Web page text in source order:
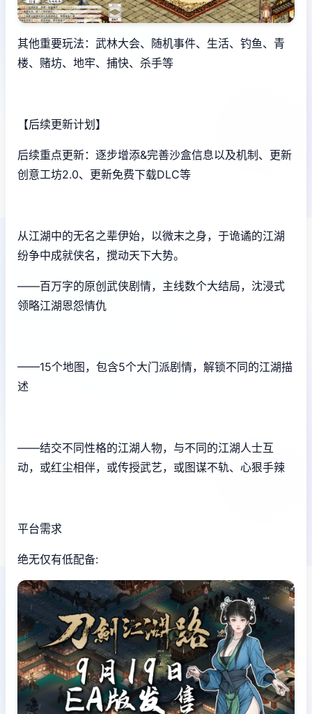
其他重要玩法：武林大会、随机事件、生活、钓鱼、青
楼、赌坊、地牢、捕快、杀手等
【后续更新计划】
后续重点更新：逐步增添&完善沙盒信息以及机制、更新
创意工坊2.0、更新免费下载DLC等
从江湖中的无名之辈伊始，以微末之身，于诡谲的江湖
纷争中成就侠名，搅动天下大势。
——百万字的原创武侠剧情，主线数个大结局，沈浸式
领略江湖恩怨情仇
——15个地图，包含5个大门派剧情，解锁不同的江湖描
述
——结交不同性格的江湖人物，与不同的江湖人士互
动，或红尘相伴，或传授武艺，或图谋不轨、心狠手辣
平台需求
绝无仅有低配备: